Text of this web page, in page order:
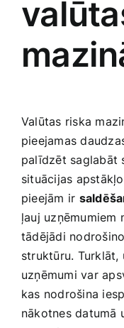
Valūtas riska
pieejamas
palīdzēt saglabāt
situācijas
pieejām ir
ļauj
tādējādi
struktūru.
uzņēmumi var
kas nodrošina
nākotnes datumā